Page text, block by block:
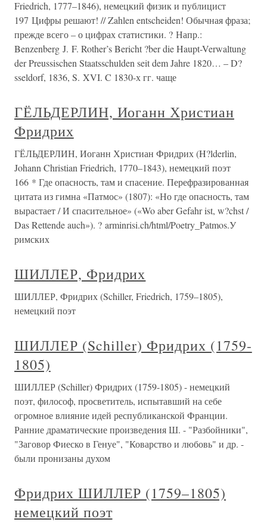
Friedrich, 1777–1846), немецкий физик и публицист
197 Цифры решают! // Zahlen entscheiden! Обычная фраза;
прежде всего – о цифрах статистики. ? Напр.:
Benzenberg J. F. Rother’s Bericht ?ber die Haupt-Verwaltung
der Preussischen Staatsschulden seit dem Jahre 1820… – D?
sseldorf, 1836, S. XVI. C 1830-х гг. чаще
ГЁЛЬДЕРЛИН, Иоганн Христиан
Фридрих
ГЁЛЬДЕРЛИН, Иоганн Христиан Фридрих (H?lderlin,
Johann Christian Friedrich, 1770–1843), немецкий поэт
166 * Где опасность, там и спасение. Перефразированная
цитата из гимна «Патмос» (1807): «Но где опасность, там
вырастает / И спасительное» («Wo aber Gefahr ist, w?chst /
Das Rettende auch»). ? arminrisi.ch/html/Poetry_Patmos.У
римских
ШИЛЛЕР, Фридрих
ШИЛЛЕР, Фридрих (Schiller, Friedrich, 1759–1805),
немецкий поэт
ШИЛЛЕР (Schiller) Фридрих (1759-
1805)
ШИЛЛЕР (Schiller) Фридрих (1759-1805) - немецкий
поэт, философ, просветитель, испытавший на себе
огромное влияние идей республиканской Франции.
Ранние драматические произведения Ш. - "Разбойники",
"Заговор Фиеско в Генуе", "Коварство и любовь" и др. -
были пронизаны духом
Фридрих ШИЛЛЕР (1759–1805)
немецкий поэт